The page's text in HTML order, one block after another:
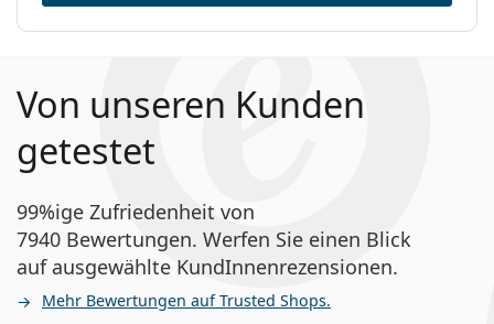
Von unseren Kunden
getestet
99%ige Zufriedenheit von
7940 Bewertungen. Werfen Sie einen Blick
auf ausgewählte KundInnenrezensionen.
Mehr Bewertungen auf Trusted Shops.